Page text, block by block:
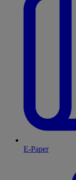
E-Paper